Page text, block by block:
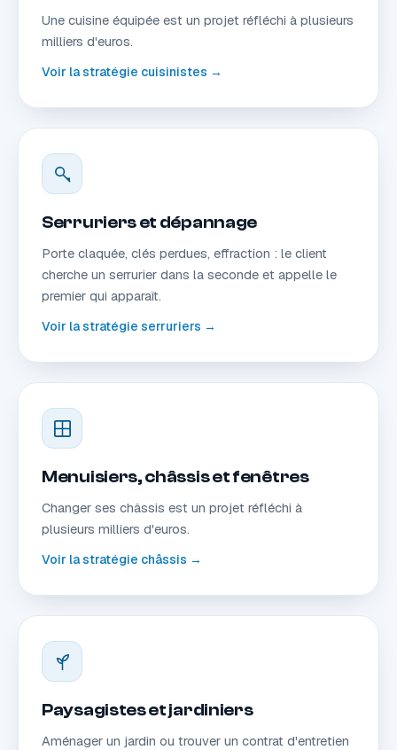
Une cuisine équipée est un projet réfléchi à plusieurs
milliers d'euros.
Voir la stratégie cuisinistes →
Serruriers et dépannage
Porte claquée, clés perdues, effraction : le client
cherche un serrurier dans la seconde et appelle le
premier qui apparaît.
Voir la stratégie serruriers →
Menuisiers, châssis et fenêtres
Changer ses châssis est un projet réfléchi à
plusieurs milliers d'euros.
Voir la stratégie châssis →
Paysagistes et jardiniers
Aménager un jardin ou trouver un contrat d'entretien